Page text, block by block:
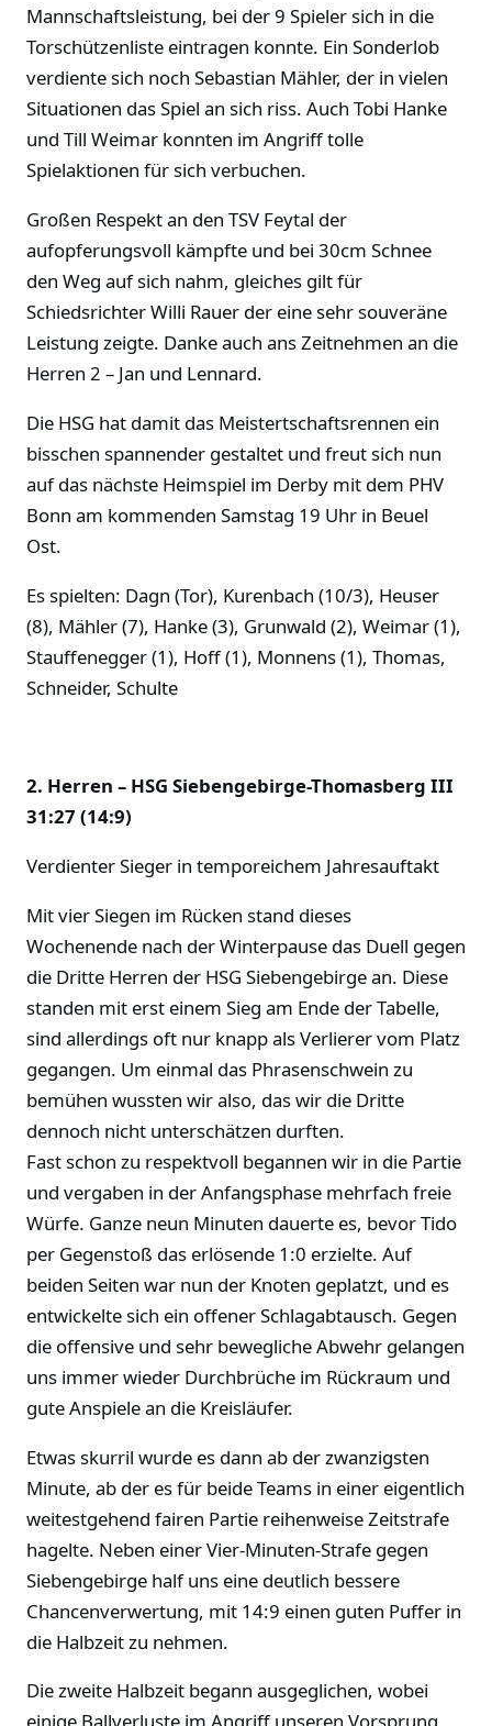
Mannschaftsleistung, bei der 9 Spieler sich in die
Torschützenliste eintragen konnte. Ein Sonderlob
verdiente sich noch Sebastian Mähler, der in vielen
Situationen das Spiel an sich riss. Auch Tobi Hanke
und Till Weimar konnten im Angriff tolle
Spielaktionen für sich verbuchen.
Großen Respekt an den TSV Feytal der
aufopferungsvoll kämpfte und bei 30cm Schnee
den Weg auf sich nahm, gleiches gilt für
Schiedsrichter Willi Rauer der eine sehr souveräne
Leistung zeigte. Danke auch ans Zeitnehmen an die
Herren 2 – Jan und Lennard.
Die HSG hat damit das Meistertschaftsrennen ein
bisschen spannender gestaltet und freut sich nun
auf das nächste Heimspiel im Derby mit dem PHV
Bonn am kommenden Samstag 19 Uhr in Beuel
Ost.
Es spielten: Dagn (Tor), Kurenbach (10/3), Heuser
(8), Mähler (7), Hanke (3), Grunwald (2), Weimar (1),
Stauffenegger (1), Hoff (1), Monnens (1), Thomas,
Schneider, Schulte
2. Herren – HSG Siebengebirge-Thomasberg III
31:27 (14:9)
Verdienter Sieger in temporeichem Jahresauftakt
Mit vier Siegen im Rücken stand dieses
Wochenende nach der Winterpause das Duell gegen
die Dritte Herren der HSG Siebengebirge an. Diese
standen mit erst einem Sieg am Ende der Tabelle,
sind allerdings oft nur knapp als Verlierer vom Platz
gegangen. Um einmal das Phrasenschwein zu
bemühen wussten wir also, das wir die Dritte
dennoch nicht unterschätzen durften.
Fast schon zu respektvoll begannen wir in die Partie
und vergaben in der Anfangsphase mehrfach freie
Würfe. Ganze neun Minuten dauerte es, bevor Tido
per Gegenstoß das erlösende 1:0 erzielte. Auf
beiden Seiten war nun der Knoten geplatzt, und es
entwickelte sich ein offener Schlagabtausch. Gegen
die offensive und sehr bewegliche Abwehr gelangen
uns immer wieder Durchbrüche im Rückraum und
gute Anspiele an die Kreisläufer.
Etwas skurril wurde es dann ab der zwanzigsten
Minute, ab der es für beide Teams in einer eigentlich
weitestgehend fairen Partie reihenweise Zeitstrafe
hagelte. Neben einer Vier-Minuten-Strafe gegen
Siebengebirge half uns eine deutlich bessere
Chancenverwertung, mit 14:9 einen guten Puffer in
die Halbzeit zu nehmen.
Die zweite Halbzeit begann ausgeglichen, wobei